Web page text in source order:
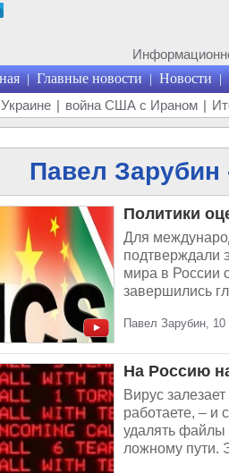
| Главные новости | Новости |
| война США с Ираном |
Павел Зарубин
Политики
Для
подтверждали
мира в России
завершились
Павел Зарубин,
На Россию
Вирус
работаете, – и
удалять файлы
ложному пути.